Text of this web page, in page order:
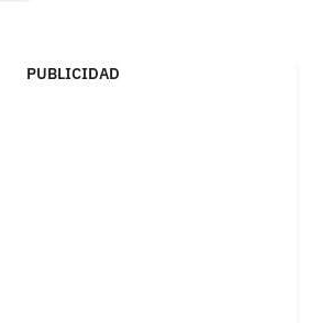
PUBLICIDAD